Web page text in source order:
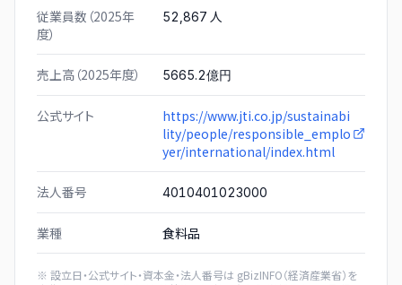
従業員数（2025年
度）
52,867 人
売上高（2025年度） 5665.2億円
公式サイト
https://www.jti.co.jp/sustainabi
lity/people/responsible_emplo
yer/international/index.html
法人番号 4010401023000
業種 食料品
※ 設立日・公式サイト・資本金・法人番号は gBizINFO（経済産業省）を